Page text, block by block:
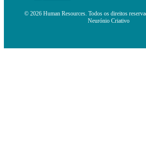
© 2026 Human Resources. Todos os direitos
Neurónio Criativo